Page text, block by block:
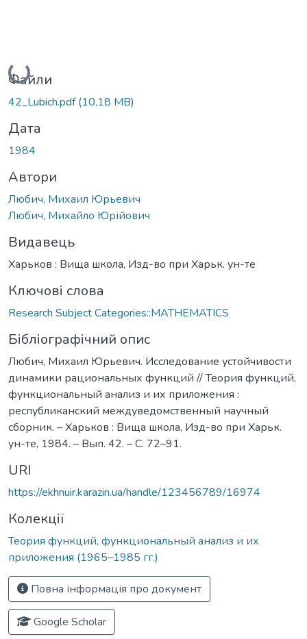
Вантажиться...
Файли
42_Lubich.pdf(10,18 MB)
Дата
1984
Автори
Любич, Михаил Юрьевич
Любич, Михайло Юрійович
Видавець
Харьков : Вища школа, Изд-во при Харьк. ун-те
Ключові слова
Research Subject Categories::MATHEMATICS
Бібліографічний опис
Любич, Михаил Юрьевич. Исследование устойчивости
динамики рациональных функций // Теория функций,
функциональный анализ и их приложения :
республиканский междуведомственный научный
сборник. – Харьков : Вища школа, Изд-во при Харьк.
ун-те, 1984. – Вып. 42. – С. 72–91.
URI
https://ekhnuir.karazin.ua/handle/123456789/16974
Колекції
Теория функций, функциональный анализ и их
приложения (1965–1985 гг.)
Повна інформація про документ
Google Scholar